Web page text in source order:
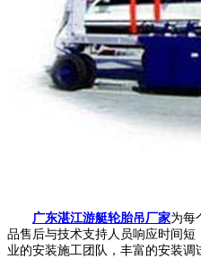
广东湛江游艇轮胎吊厂家为每
品售后与技术支持人员响应时间
业的安装施工团队，丰富的安装调